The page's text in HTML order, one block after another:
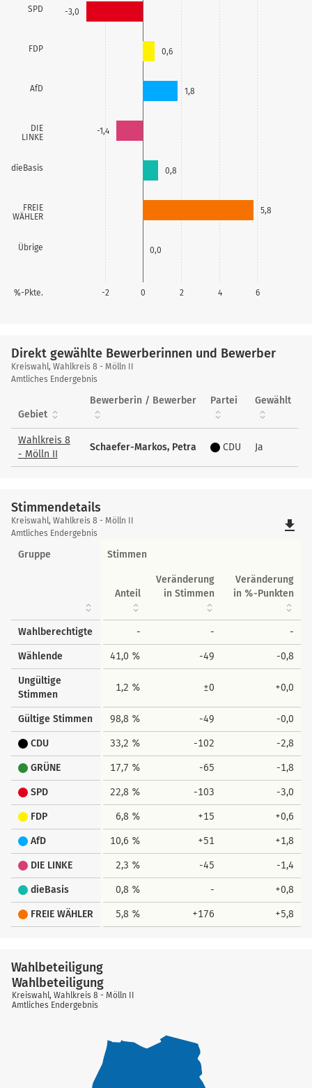
SPD
FDP
AfD
DIE
LINKE
dieBasis
FREIE
WÄHLER
Übrige
-2 0 2 4 6
%-Pkte.
-3,0
0,6
1,8
-1,4
0,8
5,8
0,0
Direkt gewählte Bewerberinnen und Bewerber
Direkt
gewählte
Bewerberinnen
und
Bewerber
Kreiswahl, Wahlkreis 8 - Mölln II
Amtliches Endergebnis
Gebiet
Bewerberin / Bewerber Partei Gewählt
Wahlkreis 8
- Mölln II
Schaefer-Markos, Petra CDU Ja
Stimmendetails
Stimmendetails
Kreiswahl, Wahlkreis 8 - Mölln II
Amtliches Endergebnis
file_download
Gruppe Stimmen
Anteil
Veränderung
in Stimmen
Veränderung
in %-Punkten
Wahlberechtigte - - -
Wählende 41,0 % -49 -0,8
Ungültige
Stimmen
1,2 % ±0 +0,0
Gültige Stimmen 98,8 % -49 -0,0
CDU 33,2 % -102 -2,8
GRÜNE 17,7 % -65 -1,8
SPD 22,8 % -103 -3,0
FDP 6,8 % +15 +0,6
AfD 10,6 % +51 +1,8
DIE LINKE 2,3 % -45 -1,4
dieBasis 0,8 % - +0,8
FREIE WÄHLER 5,8 % +176 +5,8
Wahlbeteiligung
Wahlbeteiligung
Kreiswahl, Wahlkreis 8 - Mölln II
Amtliches Endergebnis